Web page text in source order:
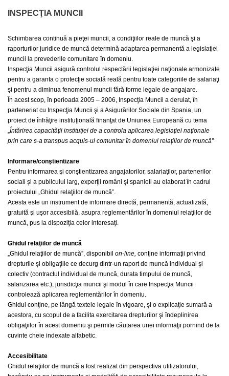
INSPECŢIA MUNCII
Schimbarea continuă a pieţei muncii, a condiţiilor reale de muncă şi a
raporturilor juridice de muncă determină adaptarea permanentă a legislaţiei
muncii la prevederile comunitare în domeniu.
Inspecţia Muncii asigură controlul respectării legislaţiei naţionale armonizate
pentru a garanta o protecţie socială reală pentru toate categoriile de salariaţi
şi pentru a diminua fenomenul muncii fără forme legale de angajare.
În acest scop, în perioada 2005 – 2006, Inspecţia Muncii a derulat, în
parteneriat cu Inspecţia Muncii şi a Asigurărilor Sociale din Spania, un
proiect de înfrăţire instituţională finanţat de Uniunea Europeană cu tema
Întărirea capacităţii instituţiei de a controla aplicarea legislaţiei naţionale
prin care s-a transpus acquis-ul comunitar în domeniul relaţiilor de muncă”
Informare/conştientizare
Pentru informarea şi conştientizarea angajatorilor, salariaţilor, partenerilor
sociali şi a publicului larg, experţii români şi spanioli au elaborat în cadrul
proiectului „Ghidul relaţiilor de muncă”.
Acesta este un instrument de informare directă, permanentă, actualizată,
gratuită şi uşor accesibilă, asupra reglementărilor în domeniul relaţiilor de
muncă, pus la dispoziţia celor interesaţi.
Ghidul relaţiilor de muncă
„Ghidul relaţiilor de muncă”, disponibil on-line, conţine informaţii privind
drepturile şi obligaţiile ce decurg dintr-un raport de muncă individual şi
colectiv (contractul individual de muncă, durata timpului de muncă,
salarizarea etc.), jurisdicţia muncii şi modul în care Inspecţia Muncii
controlează aplicarea reglementărilor în domeniu.
Ghidul conţine, pe lângă textele legale în vigoare, şi o explicaţie sumară a
acestora, cu scopul de a facilita exercitarea drepturilor şi îndeplinirea
obligaţiilor în acest domeniu şi permite căutarea unei informaţii pornind de la
cuvinte cheie indexate alfabetic.
Accesibilitate
Ghidul relaţiilor de muncă a fost realizat din perspectiva utilizatorului,